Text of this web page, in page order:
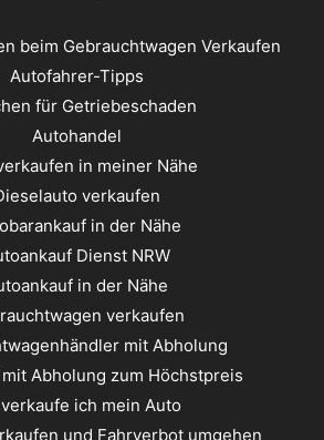
beim Gebrauchtwagen Verkaufen
Autofahrer-Tipps
für Getriebeschaden
Autohandel
in meiner Nähe
verkaufen
in der Nähe
Dienst NRW
in der Nähe
verkaufen
mit Abholung
Abholung zum Höchstpreis
ich mein Auto
und Fahrverbot umgehen